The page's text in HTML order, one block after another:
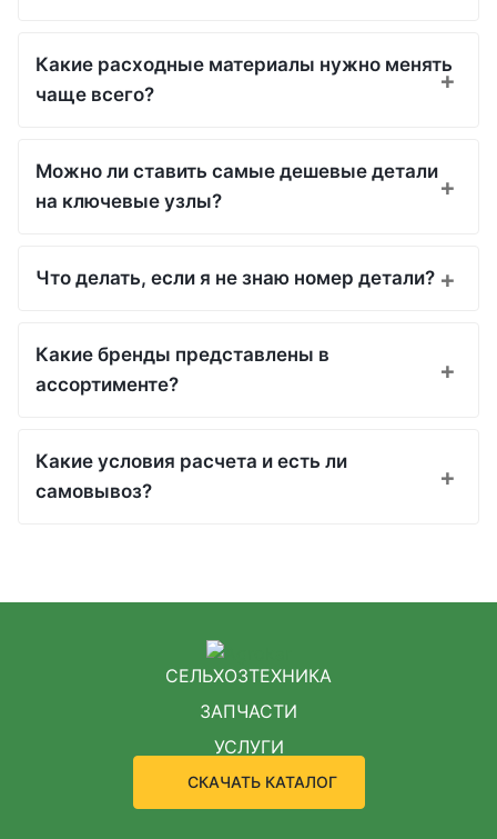
Какие расходные материалы нужно менять
чаще всего?
Можно ли ставить самые дешевые детали
на ключевые узлы?
Что делать, если я не знаю номер детали?
Какие бренды представлены в
ассортименте?
Какие условия расчета и есть ли
самовывоз?
СЕЛЬХОЗТЕХНИКА
ЗАПЧАСТИ
УСЛУГИ
СКАЧАТЬ КАТАЛОГ